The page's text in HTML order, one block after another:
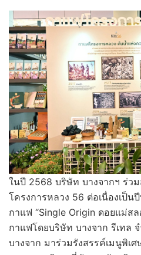
ในปี 2568 บริษัท บางจากฯ ร่ว
โครงการหลวง 56 ต่อเนื่องเป็น
กาแฟ “Single Origin ดอยแม่ส
กาแฟโดยบริษัท บางจาก รีเทล
บางจาก มาร่วมรังสรรค์เมนูพิเ